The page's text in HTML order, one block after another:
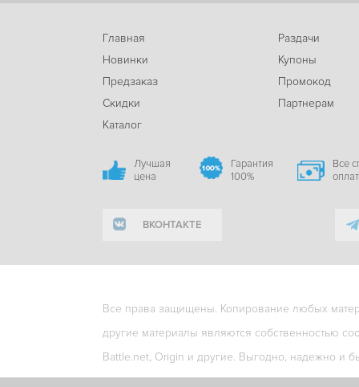
Главная
Новинки
Предзаказ
Скидки
Каталог
Раздачи
Купоны
Промокод
Партнерам
Лучшая
цена
Гарантия
100%
Все
ВКОНТАКТЕ
Все права защищены. Копирование любых
другие материалы являются собственностью
Battle.net, Origin и другие. Выгодно, надежно и